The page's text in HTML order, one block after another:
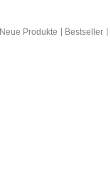
Neue Produkte Bestseller